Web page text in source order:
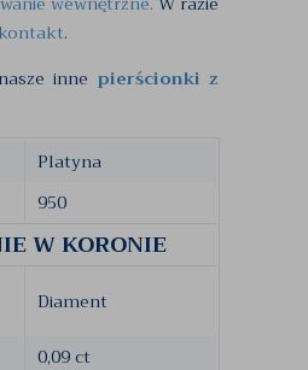
kontakt.
inne pierścionki z
Platyna
950
W KORONIE
Diament
0,09 ct